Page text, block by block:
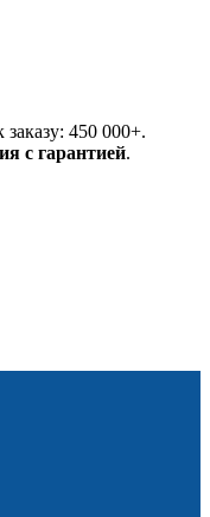
450 000+.
с гарантией.